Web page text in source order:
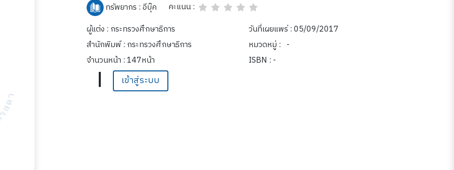
ทรัพยากร :อีบุ๊ค
คะแนน :
ผู้แต่ง : กระทรวงศึกษาธิการ
วันที่เผยแพร่ : 05/09/2017
สำนักพิมพ์ : กระทรวงศึกษาธิการ
หมวดหมู่ : -
จำนวนหน้า : 147หน้า
ISBN : -
| เข้าสู่ระบบ